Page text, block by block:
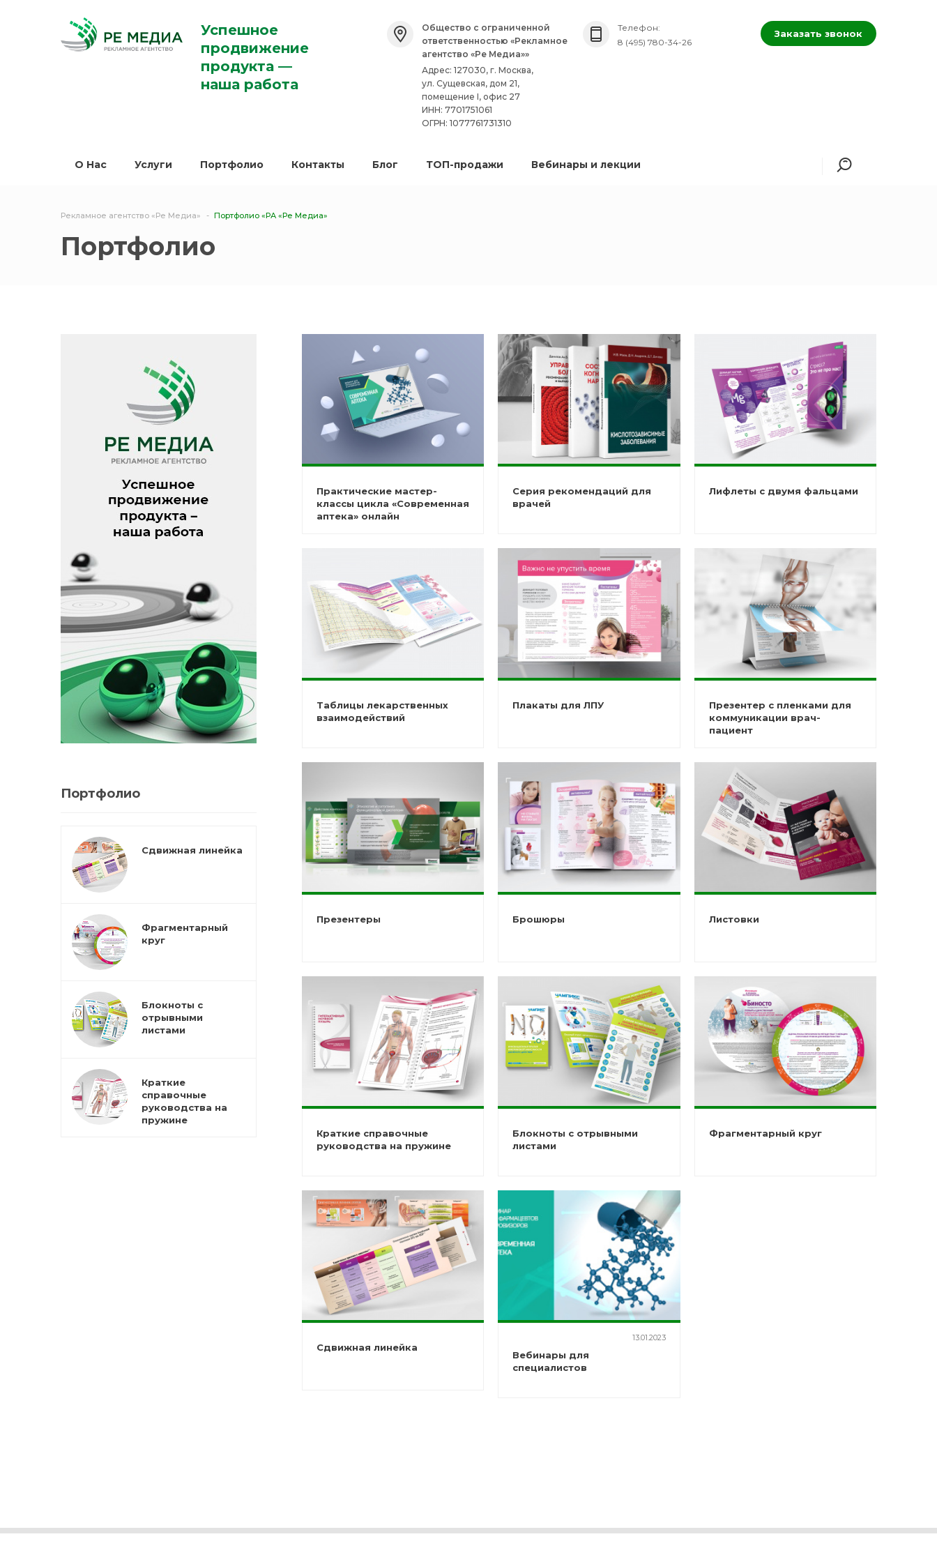
O Нас Услуги Портфолио Контакты Блог ТОП-продажи Вебинары и лекции
Успешное
продвижение
продукта —
наша работа
Общество с ограниченной
ответственностью «Рекламное
агентство «Ре Медиа»»
Адрес: 127030, г. Москва,
ул. Сущевская, дом 21,
помещение I, офис 27
ИНН: 7701751061
ОГРН: 1077761731310
Телефон:
8 (495) 780-34-26
Заказать звонок
Рекламное агентство «Ре Медиа» Портфолио «РА «Ре Медиа»
Портфолио
Портфолио
Сдвижная линейка
Фрагментарный
круг
Блокноты с
отрывными
листами
Краткие
справочные
руководства на
пружине
Практические мастер-
классы цикла «Современная
аптека» онлайн
Серия рекомендаций для
врачей
Лифлеты с двумя фальцами
Таблицы лекарственных
взаимодействий
Плакаты для ЛПУ
Презентер с пленками для
коммуникации врач-
пациент
Презентеры Брошюры Листовки
Краткие справочные
руководства на пружине
Блокноты с отрывными
листами
Фрагментарный круг
Сдвижная линейка
13.01.2023
Вебинары для
специалистов